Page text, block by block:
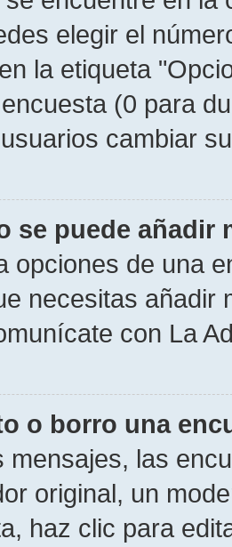
elegir el
la etiqueta
(0 para
cambiar
se puede añadir
opciones de una
necesitas añadir
con La
o borro una
mensajes, las
original, un
haz clic para